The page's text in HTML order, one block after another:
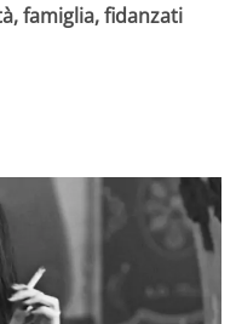
famiglia, fidanzati